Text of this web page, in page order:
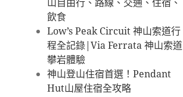
山自由行、路線、交通、住宿、
飲食
Low’s Peak Circuit 神山索道行
程全記錄|Via Ferrata 神山索道
攀岩體驗
神山登山住宿首選！Pendant
Hut山屋住宿全攻略